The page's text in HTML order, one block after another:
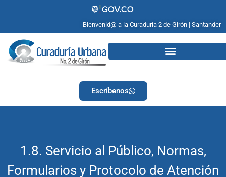
Bienvenid@ a la Curaduría 2 de Girón | Santander
Escríbenos
1.8. Servicio al Público, Normas,
Formularios y Protocolo de Atención